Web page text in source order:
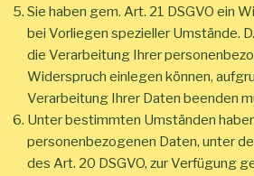
Sie haben gem. Art. 21 DSGVO ein
bei Vorliegen spezieller Umstände.
die Verarbeitung Ihrer
Widerspruch einlegen können,
Verarbeitung Ihrer Daten beenden
Unter bestimmten Umständen
personenbezogenen Daten, unter
des Art. 20 DSGVO, zur Verfügung